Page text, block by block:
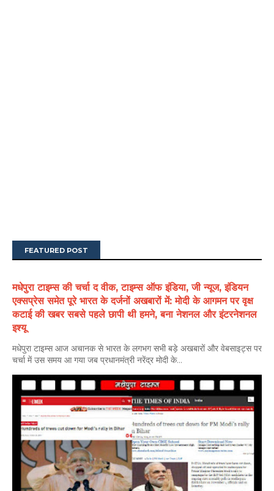
FEATURED POST
मधेपुरा टाइम्स की चर्चा द वीक, टाइम्स ऑफ इंडिया, जी न्यूज, इंडियन
एक्सप्रेस समेत पूरे भारत के दर्जनों अखबारों में: मोदी के आगमन पर वृक्ष
कटाई की खबर सबसे पहले छापी थी हमने, बना नेशनल और इंटरनेशनल
इश्यू
मधेपुरा टाइम्स आज अचानक से भारत के लगभग सभी बड़े अखबारों और वेबसाइट्स पर
चर्चा में उस समय आ गया जब प्रधानमंत्री नरेंद्र मोदी के...